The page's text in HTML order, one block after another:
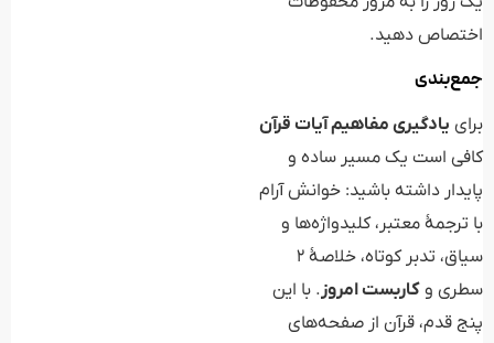
اختصاص دهید.
جمع‌بندی
برای یادگیری مفاهیم آیات قرآن
کافی است یک مسیر ساده و
پایدار داشته باشید: خوانش آرام
با ترجمهٔ معتبر، کلیدواژه‌ها و
سیاق، تدبر کوتاه، خلاصهٔ ۲
سطری و کاربست امروز . با این
پنج قدم، قرآن از صفحه‌های